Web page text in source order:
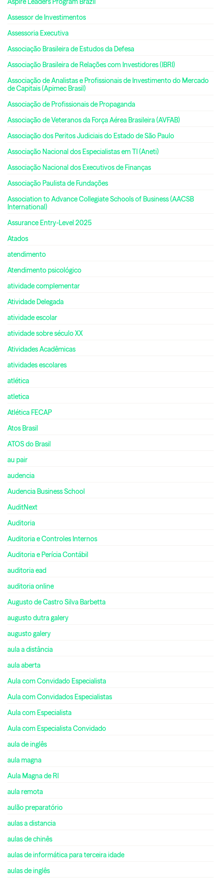
Assessor de Investimentos
Assessoria Executiva
Associação Brasileira de Estudos da Defesa
Associação Brasileira de Relações com Investidores (IBRI)
Associação de Analistas e Profissionais de Investimento do Mercado
de Capitais (Apimec Brasil)
Associação de Profissionais de Propaganda
Associação de Veteranos da Força Aérea Brasileira (AVFAB)
Associação dos Peritos Judiciais do Estado de São Paulo
Associação Nacional dos Especialistas em TI (Aneti)
Associação Nacional dos Executivos de Finanças
Associação Paulista de Fundações
Association to Advance Collegiate Schools of Business (AACSB
International)
Assurance Entry-Level 2025
Atados
atendimento
Atendimento psicológico
atividade complementar
Atividade Delegada
atividade escolar
atividade sobre século XX
Atividades Acadêmicas
atividades escolares
atlética
atletica
Atlética FECAP
Atos Brasil
ATOS do Brasil
au pair
audencia
Audencia Business School
AuditNext
Auditoria
Auditoria e Controles Internos
Auditoria e Perícia Contábil
auditoria ead
auditoria online
Augusto de Castro Silva Barbetta
augusto dutra galery
augusto galery
aula a distância
aula aberta
Aula com Convidado Especialista
Aula com Convidados Especialistas
Aula com Especialista
Aula com Especialista Convidado
aula de inglês
aula magna
Aula Magna de RI
aula remota
aulão preparatório
aulas a distancia
aulas de chinês
aulas de informática para terceira idade
aulas de inglês